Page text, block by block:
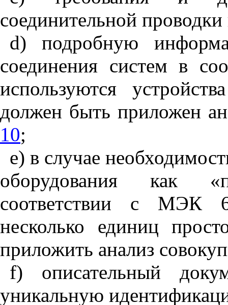
соединительной
d) подробную
соединения систем в
используются
должен быть приложен
10;
e) в случае
оборудования как
соответствии с МЭК
несколько единиц
приложить анализ
f) описательный
уникальную